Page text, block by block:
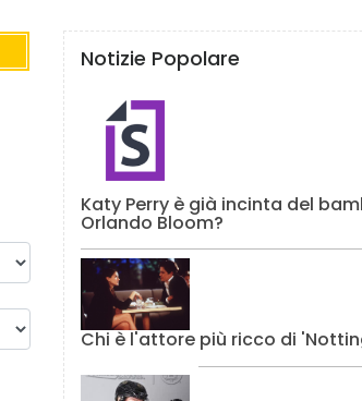
Notizie Popolare
Katy Perry è già incinta del
Orlando Bloom?
Chi è l'attore più ricco di